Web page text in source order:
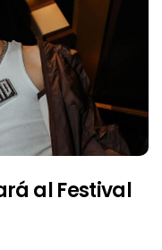
al Festival